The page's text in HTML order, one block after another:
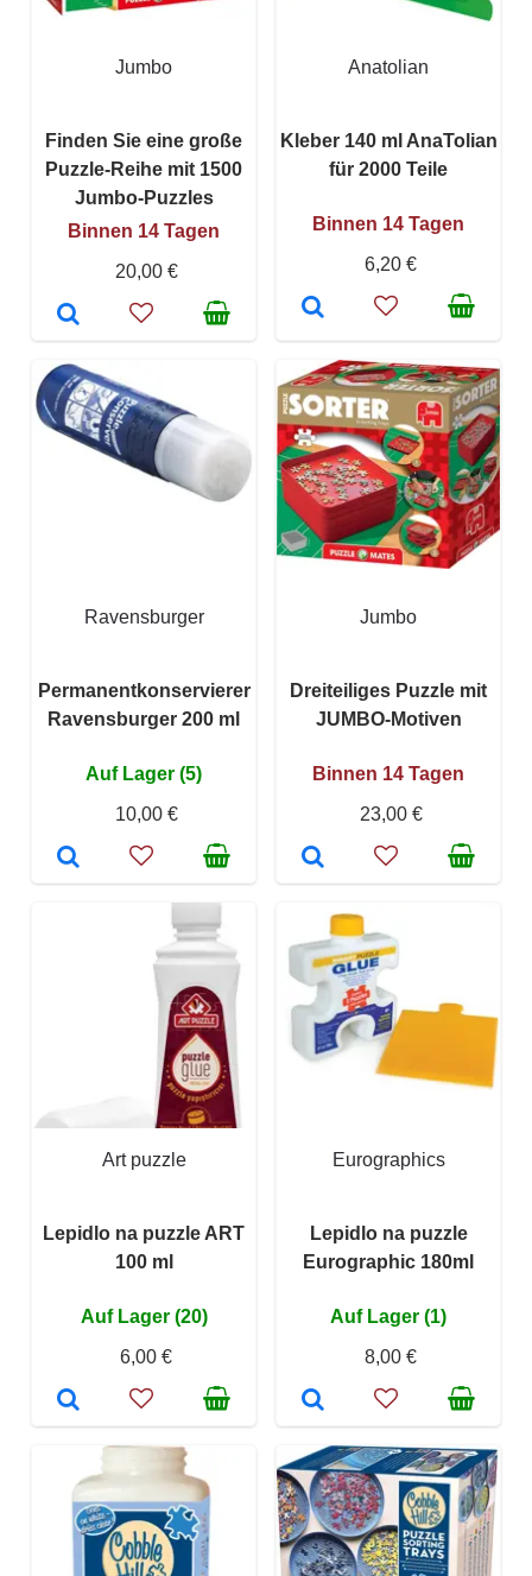
Jumbo
Finden Sie eine große
Puzzle-Reihe mit 1500
Jumbo-Puzzles
Binnen 14 Tagen
20,00 €
Anatolian
Kleber 140 ml AnaTolian
für 2000 Teile
Binnen 14 Tagen
6,20 €
Ravensburger
Permanentkonservierer
Ravensburger 200 ml
Auf Lager (5)
10,00 €
Jumbo
Dreiteiliges Puzzle mit
JUMBO-Motiven
Binnen 14 Tagen
23,00 €
Art puzzle
Lepidlo na puzzle ART
100 ml
Auf Lager (20)
6,00 €
Eurographics
Lepidlo na puzzle
Eurographic 180ml
Auf Lager (1)
8,00 €